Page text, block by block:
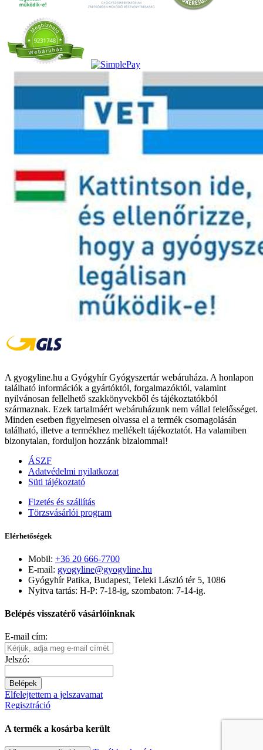
A gyogyline.hu a Gyógyhír Gyógyszertár webáruháza. A honlapon
található információk a gyártóktól, forgalmazóktól, valamint
nyilvánosan fellelhető szakkönyvekből és tájékoztatókból
származnak. Ezek tartalmáért webáruházunk nem vállal felelősséget.
Minden esetben figyelmesen olvassa el a termék csomagolásán
található, illetve a termékhez mellékelt tájékoztatót. Ha valamiben
bizonytalan, forduljon hozzánk bizalommal!
ÁSZF
Adatvédelmi nyilatkozat
Süti tájékoztató
Fizetés és szállítás
Törzsvásárlói program
Elérhetőségek
Mobil: +36 20 666-7700
E-mail: gyogyline@gyogyline.hu
Gyógyhír Patika, Budapest, Teleki László tér 5, 1086
Nyitva tartás: H-P: 7-18-ig, szombaton: 7-14-ig.
Belépés visszatérő vásárlóinknak
E-mail cím:
Jelszó:
Belépek
Elfelejtettem a jelszavamat
Regisztráció
A termék a kosárba került